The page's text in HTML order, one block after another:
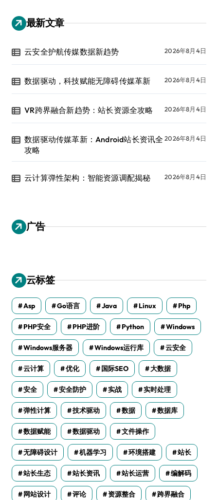
最新文章
云安全护航传媒数据新趋势 2026年8月4日
数据驱动，科技赋能无障碍传媒革新 2026年8月4日
VR跨界融合新趋势：站长资源全攻略 2026年8月4日
数据驱动传媒革新：Android站长资讯全
攻略
2026年8月4日
云计算弹性架构：智能资源调配揭秘 2026年8月4日
广告
云标签
Asp Go语言 Java Linux Php
PHP安全 PHP进阶 Python Windows
Windows服务器 Windows运行库 云安全
云计算 优化 国际SEO 大数据
安全 安全防护 实战 实时处理
弹性计算 技术驱动 数据 数据库
数据赋能 数据驱动 文件操作
无障碍设计 机器学习 环境搭建 站长
站长生态 站长资讯 站长运营 编解码
网站设计 评论 资源整合 跨界融合